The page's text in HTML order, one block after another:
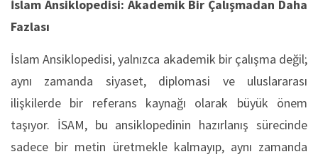
İslam Ansiklopedisi: Akademik Bir Çalışmadan Daha
Fazlası
İslam Ansiklopedisi, yalnızca akademik bir çalışma değil;
aynı zamanda siyaset, diplomasi ve uluslararası
ilişkilerde bir referans kaynağı olarak büyük önem
taşıyor. İSAM, bu ansiklopedinin hazırlanış sürecinde
sadece bir metin üretmekle kalmayıp, aynı zamanda